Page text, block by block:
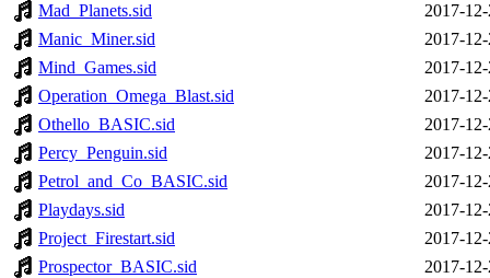
Mad_Planets.sid
2017-
Manic_Miner.sid
2017-
Mind_Games.sid
2017-
Operation_Omega_Blast.sid
2017-
Othello_BASIC.sid
2017-
Percy_Penguin.sid
2017-
Petrol_and_Co_BASIC.sid
2017-
Playdays.sid
2017-
Project_Firestart.sid
2017-
Prospector_BASIC.sid
2017-